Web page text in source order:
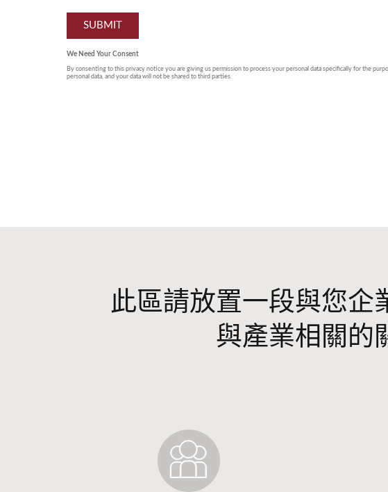
此區請放置一段與您企
與產業相關的